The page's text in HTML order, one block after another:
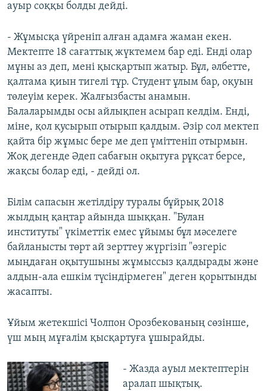
ауыр соққы болды дейді.
- Жұмысқа үйреніп алған адамға жаман екен.
Мектепте 18 сағаттық жүктемем бар еді. Енді олар
мұны аз деп, мені қысқартып жатыр. Бұл, әлбетте,
қалтама қиын тигелі тұр. Студент ұлым бар, оқуын
төлеуім керек. Жалғызбасты анамын.
Балаларымды осы айлықпен асырап келдім. Енді,
міне, қол қусырып отырып қалдым. Әзір сол мектеп
қайта бір жұмыс бере ме деп үміттеніп отырмын.
Жоқ дегенде Әдеп сабағын оқытуға рұқсат берсе,
жақсы болар еді, - дейді ол.
Білім сапасын жетілдіру туралы бұйрық 2018
жылдың қаңтар айында шыққан. "Булан
институты" үкіметтік емес ұйымы бұл мәселеге
байланысты төрт ай зерттеу жүргізіп "өзгеріс
мыңдаған оқытушыны жұмыссыз қалдырады және
алдын-ала ешкім түсіндірмеген" деген қорытынды
жасапты.
Ұйым жетекшісі Чолпон Орозбекованың сөзінше,
үш мың мұғалім қысқартуға ұшырайды.
- Жазда ауыл мектептерін
аралап шықтық.